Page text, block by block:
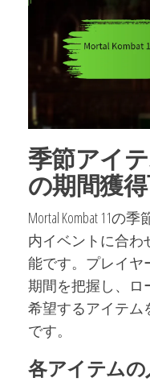
季節アイ
の期間獲
Mortal Kombat 11
内イベントに合
能です。プレイヤ
期間を把握し、ロ
希望するアイテム
です。
各アイテム